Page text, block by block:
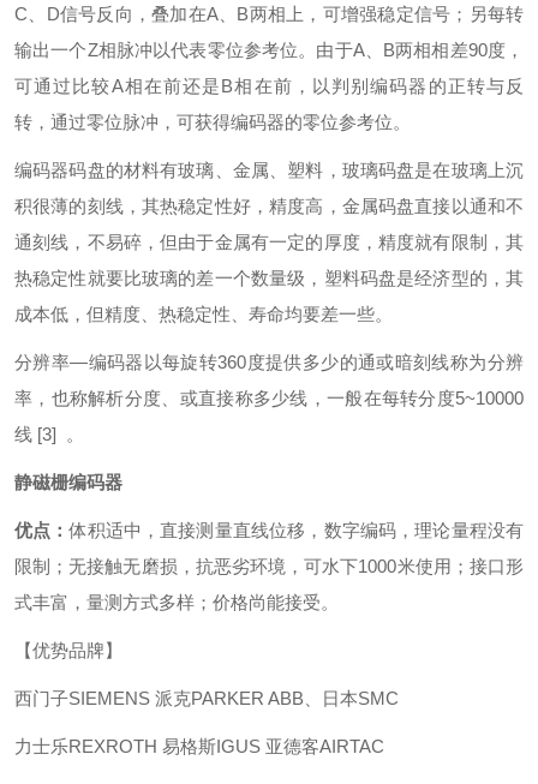
C、D信号反向，叠加在A、B两相上，可增强稳定信号；另每转
输出一个Z相脉冲以代表零位参考位。由于A、B两相相差90度，
可通过比较A相在前还是B相在前，以判别编码器的正转与反
转，通过零位脉冲，可获得编码器的零位参考位。
编码器码盘的材料有玻璃、金属、塑料，玻璃码盘是在玻璃上沉
积很薄的刻线，其热稳定性好，精度高，金属码盘直接以通和不
通刻线，不易碎，但由于金属有一定的厚度，精度就有限制，其
热稳定性就要比玻璃的差一个数量级，塑料码盘是经济型的，其
成本低，但精度、热稳定性、寿命均要差一些。
分辨率—编码器以每旋转360度提供多少的通或暗刻线称为分辨
率，也称解析分度、或直接称多少线，一般在每转分度5~10000
线 [3] 。
静磁栅编码器
优点：体积适中，直接测量直线位移，数字编码，理论量程没有
限制；无接触无磨损，抗恶劣环境，可水下1000米使用；接口形
式丰富，量测方式多样；价格尚能接受。
【优势品牌】
西门子SIEMENS 派克PARKER ABB、日本SMC
力士乐REXROTH 易格斯IGUS 亚德客AIRTAC